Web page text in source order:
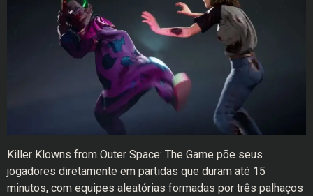
Killer Klowns from Outer Space: The Game põe seus
jogadores diretamente em partidas que duram até 15
minutos, com equipes aleatórias formadas por três palhaços